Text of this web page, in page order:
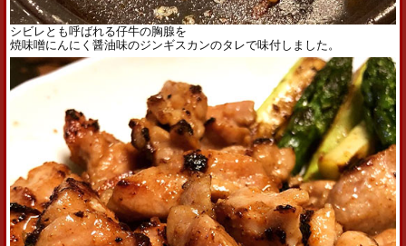
シビレとも呼ばれる仔牛の胸腺を
焼味噌にんにく醤油味のジンギスカンのタレで味付しました。